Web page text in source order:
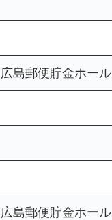
広島郵便貯金ホール
広島郵便貯金ホール